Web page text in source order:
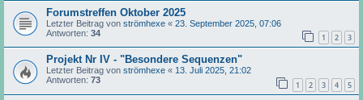
Forumstreffen Oktober 2025
Letzter Beitrag von strömhexe « 23. September 2025, 07:06
Antworten: 34 1 2 3
Projekt Nr IV - "Besondere Sequenzen"
Letzter Beitrag von strömhexe « 13. Juli 2025, 21:02
Antworten: 73 1 2 3 4 5